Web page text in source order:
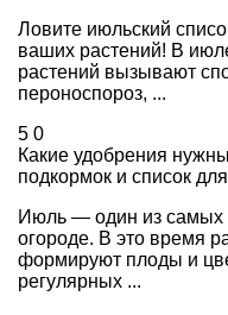
Ловите июльский
ваших растений! В
растений вызывают
пероноспороз, ...
5 0
Какие удобрения
подкормок и список
Июль — один из самых
огороде. В это время
формируют плоды и
регулярных ...